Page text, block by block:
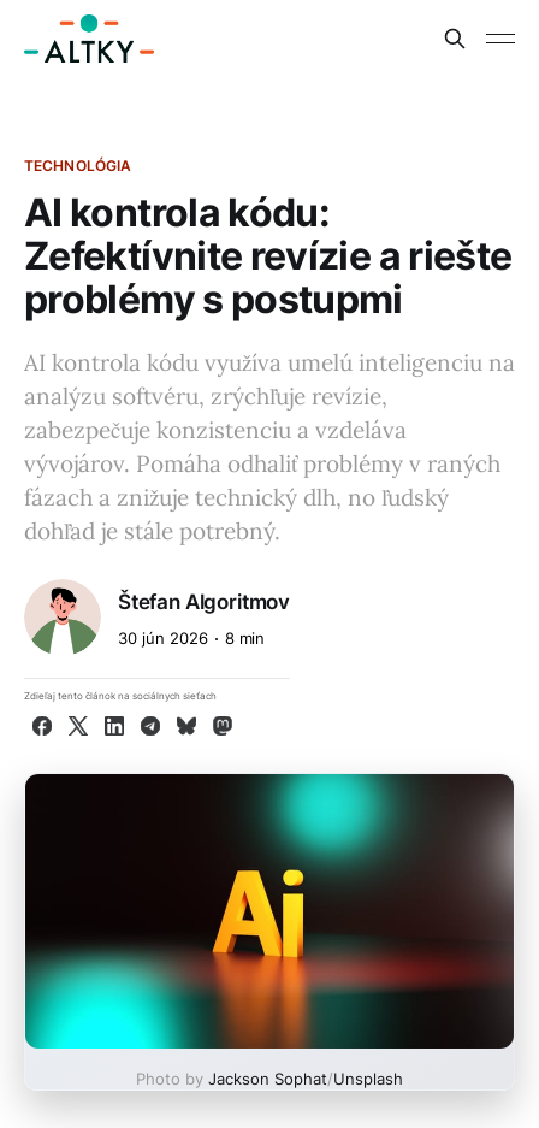
TECHNOLÓGIA
AI kontrola kódu:
Zefektívnite revízie a riešte
problémy s postupmi
AI kontrola kódu využíva umelú inteligenciu na
analýzu softvéru, zrýchľuje revízie,
zabezpečuje konzistenciu a vzdeláva
vývojárov. Pomáha odhaliť problémy v raných
fázach a znižuje technický dlh, no ľudský
dohľad je stále potrebný.
Štefan Algoritmov
30 jún 2026 8 min
Zdieľaj tento článok na sociálnych sieťach
Facebook
X LinkedInTelegram
BlueskyMastodon
Photo by Jackson Sophat/Unsplash